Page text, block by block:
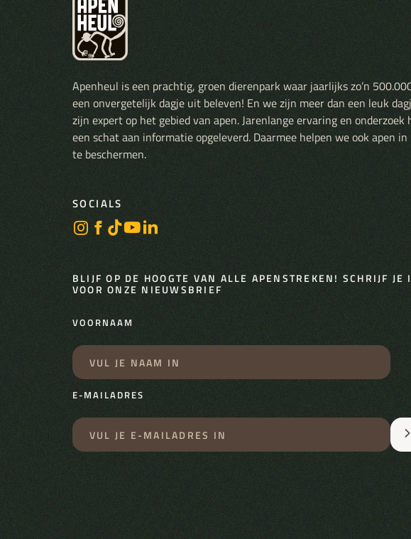
Apenheul is een prachtig, groen dierenpark waar jaarlijks zo’n
een onvergetelijk dagje uit beleven! En we zijn meer dan een leuk
zijn expert op het gebied van apen. Jarenlange ervaring en onderzoek
een schat aan informatie opgeleverd. Daarmee helpen we ook apen
te beschermen.
SOCIALS
BLIJF OP DE HOOGTE VAN ALLE APENSTREKEN! SCHRIJF JE
VOOR ONZE NIEUWSBRIEF
VOORNAAM
E-MAILADRES